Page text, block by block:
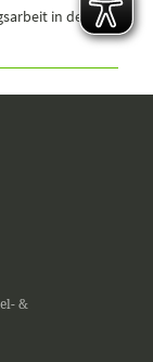
in der
&